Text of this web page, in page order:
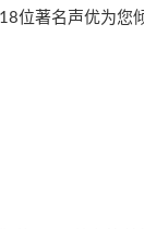
位著名声优为您